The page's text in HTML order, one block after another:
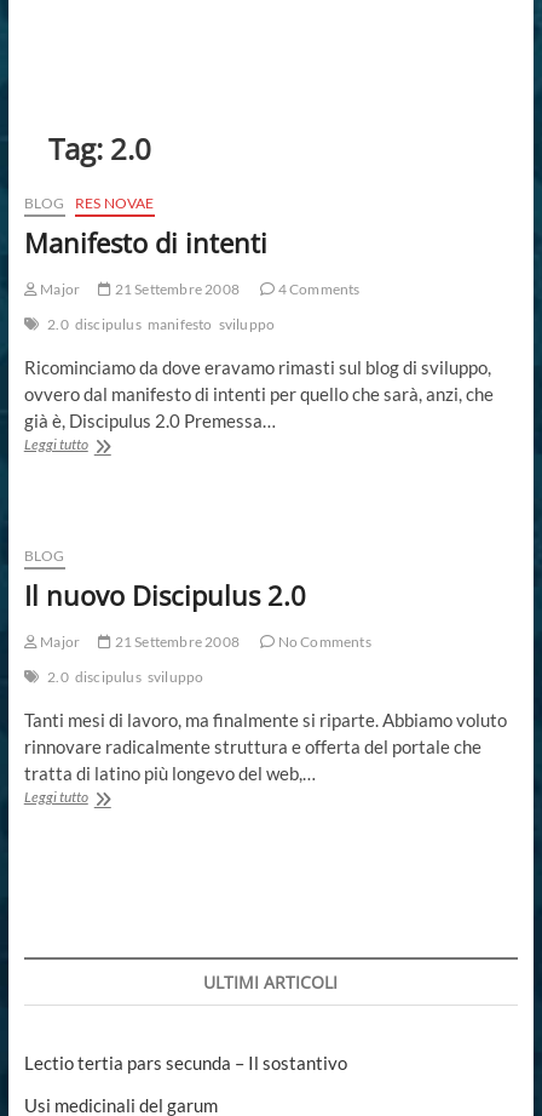
Tag: 2.0
BLOG RES NOVAE
Manifesto di intenti
Major 21 Settembre 2008
4 Comments
2.0 discipulus manifesto sviluppo
Ricominciamo da dove eravamo rimasti sul blog di sviluppo,
ovvero dal manifesto di intenti per quello che sarà, anzi, che
già è, Discipulus 2.0 Premessa…
Leggi tuttoManifesto
BLOG
Il nuovo Discipulus 2.0
Major 21 Settembre 2008
No Comments
2.0 discipulus sviluppo
Tanti mesi di lavoro, ma finalmente si riparte. Abbiamo voluto
rinnovare radicalmente struttura e offerta del portale che
tratta di latino più longevo del web,…
Leggi tuttoIl
ULTIMI ARTICOLI
Lectio tertia pars secunda – Il sostantivo
Usi medicinali del garum